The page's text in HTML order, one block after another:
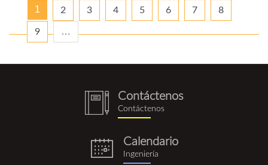
1 2 3 4 5 6 7 8
9 …
notebook
(1).png
Contáctenos
Contáctenos
eventos.png
Calendario
Ingeniería